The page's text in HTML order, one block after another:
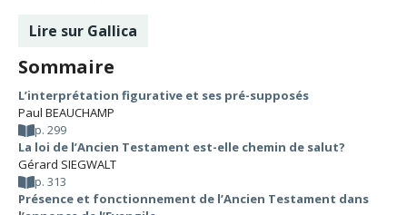
Lire sur Gallica
Sommaire
L’interprétation figurative et ses pré-supposés
Paul BEAUCHAMP
p. 299
La loi de l’Ancien Testament est-elle chemin de salut?
Gérard SIEGWALT
p. 313
Présence et fonctionnement de l’Ancien Testament dans